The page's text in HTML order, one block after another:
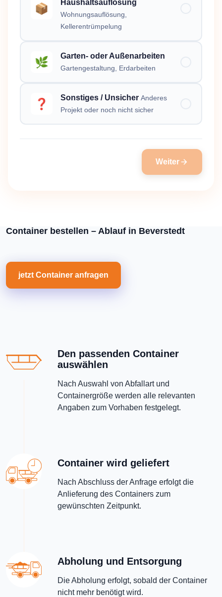
📦 Haushaltsauflösung
Wohnungsauflösung,
Kellerentrümpelung
🌿 Garten- oder Außenarbeiten
Gartengestaltung, Erdarbeiten
❓ Sonstiges / Unsicher Anderes
Projekt oder noch nicht sicher
Weiter
Container bestellen – Ablauf in Beverstedt
jetzt Container anfragen
Den passenden Container
auswählen
Nach Auswahl von Abfallart und
Containergröße werden alle relevanten
Angaben zum Vorhaben festgelegt.
Container wird geliefert
Nach Abschluss der Anfrage erfolgt die
Anlieferung des Containers zum
gewünschten Zeitpunkt.
Abholung und Entsorgung
Die Abholung erfolgt, sobald der Container
nicht mehr benötigt wird.